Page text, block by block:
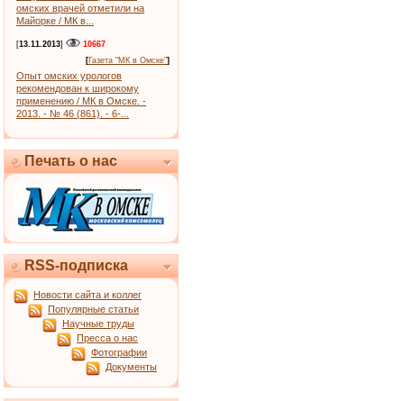
омских врачей отметили на
Майорке / МК в...
[13.11.2013]
10667
[Газета "МК в Омске"]
Опыт омских урологов
рекомендован к широкому
применению / МК в Омске. -
2013. - № 46 (861). - 6-...
Печать о нас
RSS-подписка
Новости сайта и коллег
Популярные статьи
Научные труды
Пресса о нас
Фотографии
Документы